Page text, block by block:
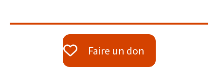
Faire un don